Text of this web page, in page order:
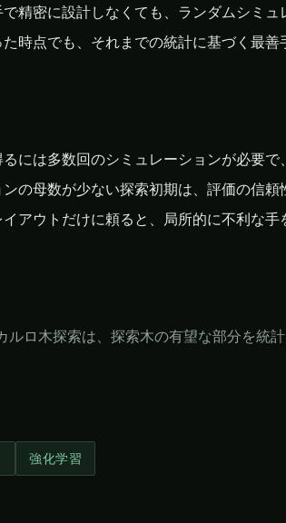
精密に設計しなくても、ランダムシミ
時点でも、それまでの統計に基づく最
には多数回のシミュレーションが必要で
の母数が少ない探索初期は、評価の信頼
アウトだけに頼ると、局所的に不利な
ルロ木探索は、探索木の有望な部分を統
強化学習